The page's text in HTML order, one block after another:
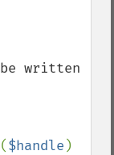
written
($handle )